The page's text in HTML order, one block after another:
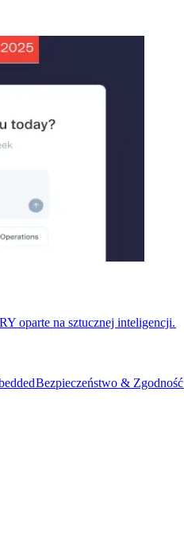
oparte na sztucznej inteligencji.​​
Bezpieczeństwo & Zgodność​​